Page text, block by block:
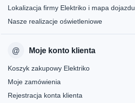
Lokalizacja firmy Elektriko i mapa dojazdu
Nasze realizacje oświetleniowe
Moje konto klienta
Koszyk zakupowy Elektriko
Moje zamówienia
Rejestracja konta klienta